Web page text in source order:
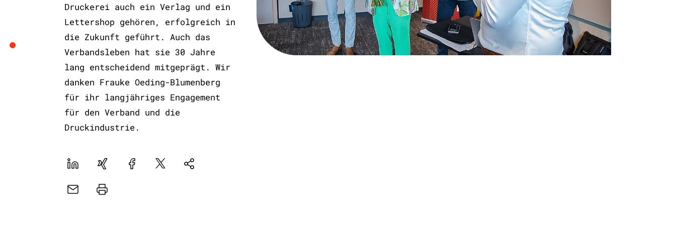
Druckerei auch ein Verlag und ein
Lettershop gehören, erfolgreich in
die Zukunft geführt. Auch das
Verbandsleben hat sie 30 Jahre
lang entscheidend mitgeprägt. Wir
danken Frauke Oeding-Blumenberg
für ihr langjähriges Engagement
für den Verband und die
Druckindustrie.
LinekdInXing FacebookPlattformNatives
E-
Drucker